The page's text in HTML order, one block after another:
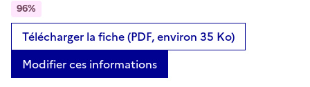
96%
Télécharger la fiche (PDF, environ 35 Ko)
Modifier ces informations